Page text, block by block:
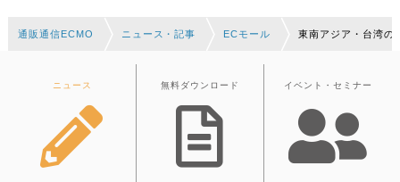
通販通信ECMO ニュース・記事 ECモール 東南アジア・台湾の
ニュース 無料ダウンロード イベント・セミナー